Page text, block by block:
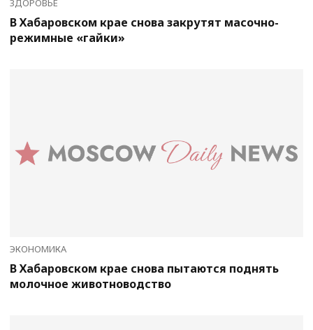
ЗДОРОВЬЕ
В Хабаровском крае снова закрутят масочно-
режимные «гайки»
ЭКОНОМИКА
В Хабаровском крае снова пытаются поднять
молочное животноводство